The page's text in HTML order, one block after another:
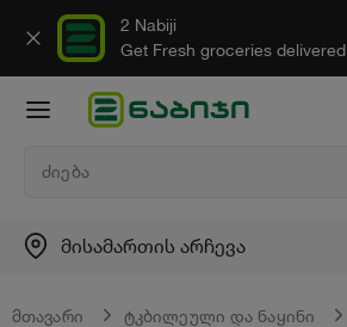
2 Nabiji
Get Fresh groceries delivered
მისამართის არჩევა
მთავარი ტკბილეული და ნაყინი